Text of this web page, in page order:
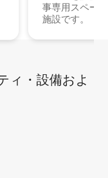
事専用スペー
施設です。
ィ⁠・設⁠備⁠およ